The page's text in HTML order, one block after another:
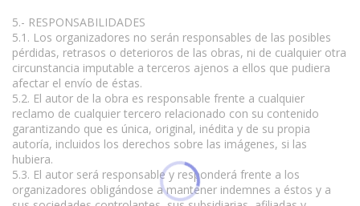
5.- RESPONSABILIDADES
5.1. Los organizadores no serán responsables de las posibles
pérdidas, retrasos o deterioros de las obras, ni de cualquier otra
circunstancia imputable a terceros ajenos a ellos que pudiera
afectar el envío de éstas.
5.2. El autor de la obra es responsable frente a cualquier
reclamo de cualquier tercero relacionado con su contenido
garantizando que es única, original, inédita y de su propia
autoría, incluidos los derechos sobre las imágenes, si las
hubiera.
5.3. El autor será responsable y responderá frente a los
organizadores obligándose a mantener indemnes a éstos y a